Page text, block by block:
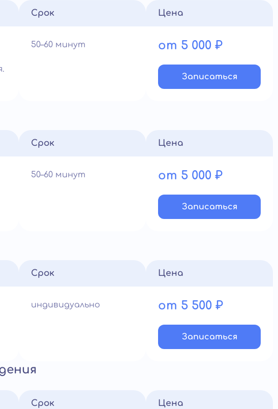
Срок
50–60 минут
Цена
от 5 000 ₽
Записатьcя
Срок
50–60 минут
Цена
от 5 000 ₽
Записатьcя
Срок
индивидуально
Цена
от 5 500 ₽
Записатьcя
Срок Цена